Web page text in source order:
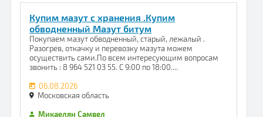
Купим мазут с хранения .Купим
обводненный Мазут битум
Покупаем мазут обводненный, старый, лежалый .
Разогрев, откачку и перевозку мазута можем
осуществить сами.По всем интересующим вопросам
звонить : 8 964 521 03 55. С 9:00 по 18:00....
06.08.2026
Московская область
Микаелян Самвел